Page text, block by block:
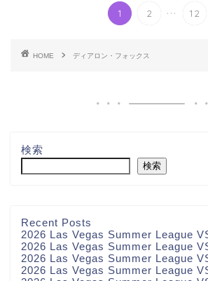
1 2 ... 12
HOME ディアロン・フォックス
検索
検索
Recent Posts
2026 Las Vegas Summer League
2026 Las Vegas Summer League
2026 Las Vegas Summer League
2026 Las Vegas Summer League